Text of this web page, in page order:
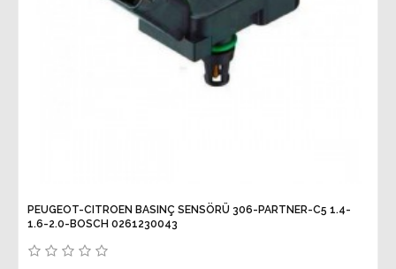
PEUGEOT-CITROEN BASINÇ SENSÖRÜ 306-PARTNER-C5 1.4-
1.6-2.0-BOSCH 0261230043